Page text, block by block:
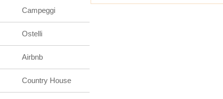
Campeggi
Ostelli
Airbnb
Country House